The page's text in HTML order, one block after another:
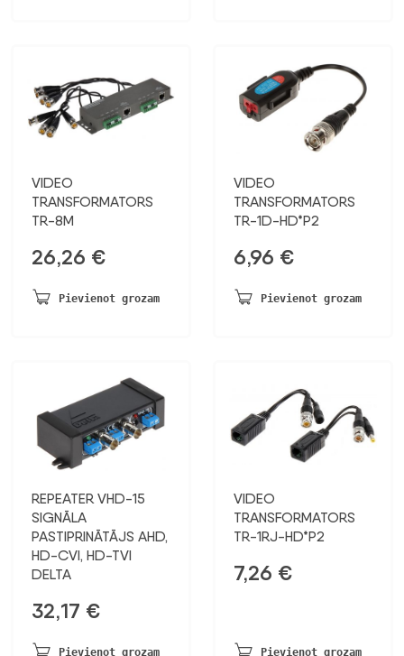
VIDEO
TRANSFORMATORS
TR-8M
26,26 €
Pievienot grozam
VIDEO
TRANSFORMATORS
TR-1D-HD*P2
6,96 €
Pievienot grozam
REPEATER VHD-15
SIGNĀLA
PASTIPRINĀTĀJS AHD,
HD-CVI, HD-TVI
DELTA
32,17 €
Pievienot grozam
VIDEO
TRANSFORMATORS
TR-1RJ-HD*P2
7,26 €
Pievienot grozam